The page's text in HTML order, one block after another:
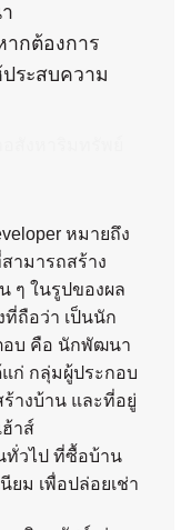
กต้องการ
ระสบความ
หมายถึง
ามารถสร้าง
ๆ ในรูปของผล
ที่ถือว่า เป็นนัก
อบ คือ นักพัฒนา
ก่ กลุ่มผู้ประกอบ
างบ้าน และที่อยู่
ฮ้าส์
ทั่วไป ที่ซื้อบ้าน
ยม เพื่อปล่อยเช่า